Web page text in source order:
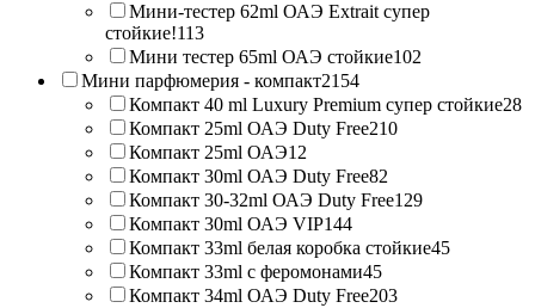
Мини-тестер 62ml ОАЭ Extrait супер
стойкие!113
Мини тестер 65ml ОАЭ стойкие102
Мини парфюмерия - компакт2154
Компакт 40 ml Luxury Premium супер стойкие28
Компакт 25ml ОАЭ Duty Free210
Компакт 25ml ОАЭ12
Компакт 30ml ОАЭ Duty Free82
Компакт 30-32ml ОАЭ Duty Free129
Компакт 30ml ОАЭ VIP144
Компакт 33ml белая коробка стойкие45
Компакт 33ml с феромонами45
Компакт 34ml ОАЭ Duty Free203